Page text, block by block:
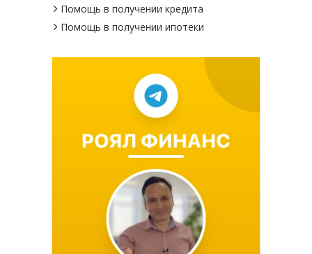
Помощь в получении кредита
Помощь в получении ипотеки